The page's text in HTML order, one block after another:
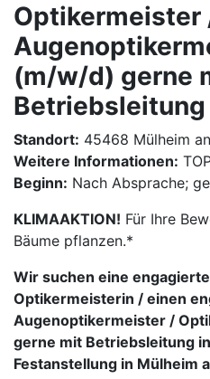
Optikermeister
(m/w/d) gerne
Betriebsleitung
Standort: 45468 Mülheim
Weitere Informationen:
Beginn: Nach Absprache;
KLIMAAKTION! Für Ihre
Bäume pflanzen.*
Wir suchen eine
Optikermeisterin / einen
Augenoptikermeister /
gerne mit Betriebsleitung
Festanstellung in Mülheim